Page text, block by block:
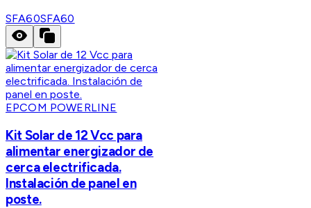
SFA60SFA60
EPCOM POWERLINE
Kit Solar de 12 Vcc para
alimentar energizador de
cerca electrificada.
Instalación de panel en
poste.